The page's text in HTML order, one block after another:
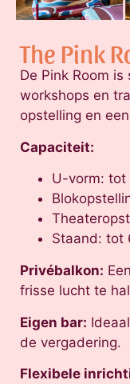
The Pink
De Pink Room
workshops en
opstelling en
Capaciteit:
U-vorm: tot
Staand: tot
Privébalkon:
frisse lucht te
Eigen bar:
de vergadering.
Flexibele